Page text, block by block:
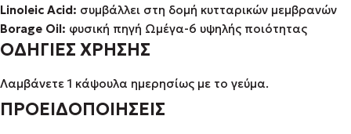
Linoleic Acid: συμβάλλει στη δομή κυτταρικών μεμβρανών
Borage Oil: φυσική πηγή Ωμέγα-6 υψηλής ποιότητας
ΟΔΗΓΙΕΣ ΧΡΗΣΗΣ
Λαμβάνετε 1 κάψουλα ημερησίως με το γεύμα.
ΠΡΟΕΙΔΟΠΟΙΗΣΕΙΣ